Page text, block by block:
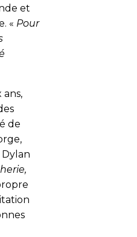
et
« Pour
de